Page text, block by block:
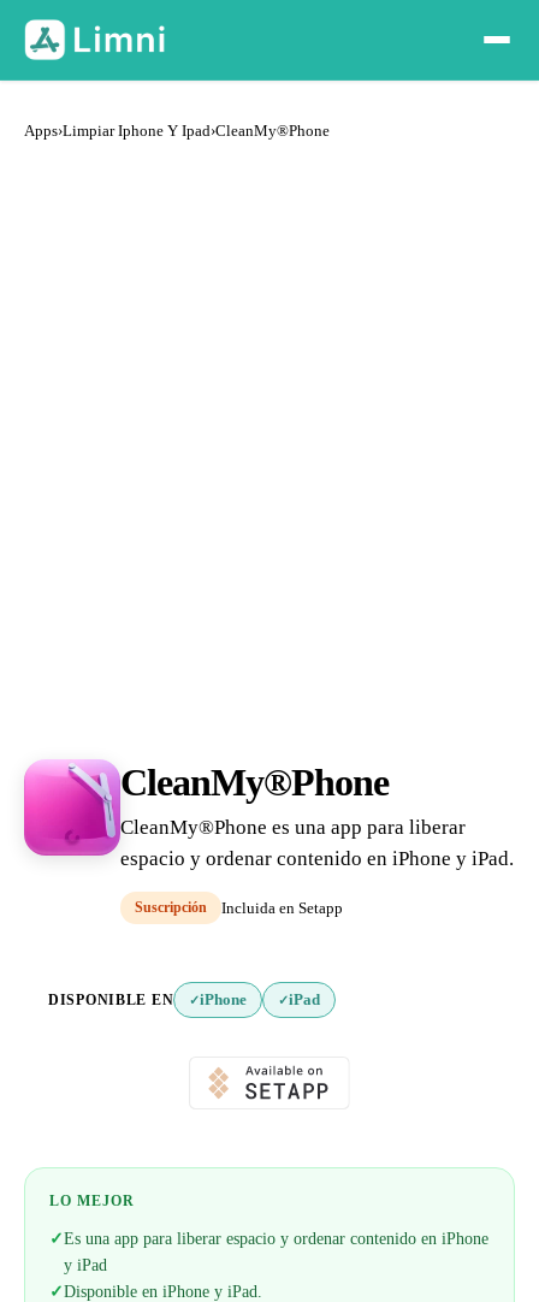
Apps›Limpiar Iphone Y Ipad›CleanMy®Phone
CleanMy®Phone
CleanMy®Phone es una app para liberar
espacio y ordenar contenido en iPhone y iPad.
Suscripción Incluida en Setapp
DISPONIBLE EN ✓iPhone ✓iPad
LO MEJOR
✓Es una app para liberar espacio y ordenar contenido en iPhone
y iPad
✓Disponible en iPhone y iPad.